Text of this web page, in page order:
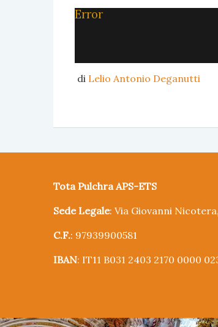
Error
di Lelio Antonio Deganutti
Tota Pulchra APS-ETS
Sede Legale: Via Giovanni
C.F.: 97939900581
IBAN: IT11 B031 2403 2170 0000